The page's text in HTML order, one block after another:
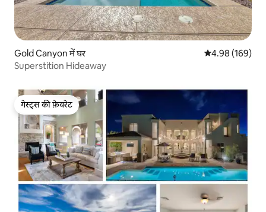
Gold Canyon में घर औसत रेटिंग 5 में से
4.98 (169)
Superstition Hideaway
गेस्ट्स की फ़ेवरेट
गेस्ट्स की फ़ेवरेट